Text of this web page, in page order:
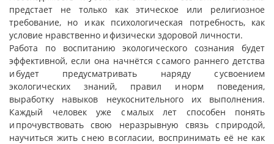
предстает не только как этическое или религиозное
требование, но и как психологическая потребность, как
условие нравственно и физически здоровой личности.
Работа по воспитанию экологического сознания будет
эффективной, если она начнётся с самого раннего детства
и будет предусматривать наряду с усвоением
экологических знаний, правил и норм поведения,
выработку навыков неукоснительного их выполнения.
Каждый человек уже с малых лет способен понять
и прочувствовать свою неразрывную связь с природой,
научиться жить с нею в согласии, воспринимать её не как